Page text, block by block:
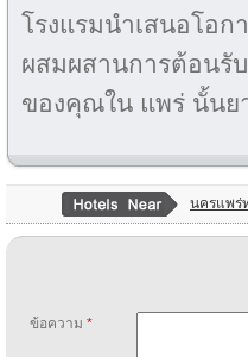
โรงแรมนำเสนอโอ
ผสมผสานการต้อนรั
ของคุณใน แพร่ นั้นย
นครแพร่
ข้อความ *